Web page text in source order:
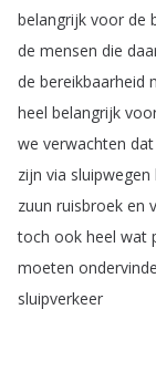
belangrijk voor de
de mensen die
de bereikbaarheid
heel belangrijk
we verwachten dat
zijn via sluipwegen
zuun ruisbroek en
toch ook heel wat
moeten
sluipverkeer